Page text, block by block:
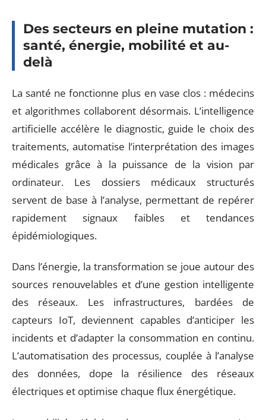
Des secteurs en pleine mutation :
santé, énergie, mobilité et au-
delà
La santé ne fonctionne plus en vase clos : médecins
et algorithmes collaborent désormais. L’intelligence
artificielle accélère le diagnostic, guide le choix des
traitements, automatise l’interprétation des images
médicales grâce à la puissance de la vision par
ordinateur. Les dossiers médicaux structurés
servent de base à l’analyse, permettant de repérer
rapidement signaux faibles et tendances
épidémiologiques.
Dans l’énergie, la transformation se joue autour des
sources renouvelables et d’une gestion intelligente
des réseaux. Les infrastructures, bardées de
capteurs IoT, deviennent capables d’anticiper les
incidents et d’adapter la consommation en continu.
L’automatisation des processus, couplée à l’analyse
des données, dope la résilience des réseaux
électriques et optimise chaque flux énergétique.